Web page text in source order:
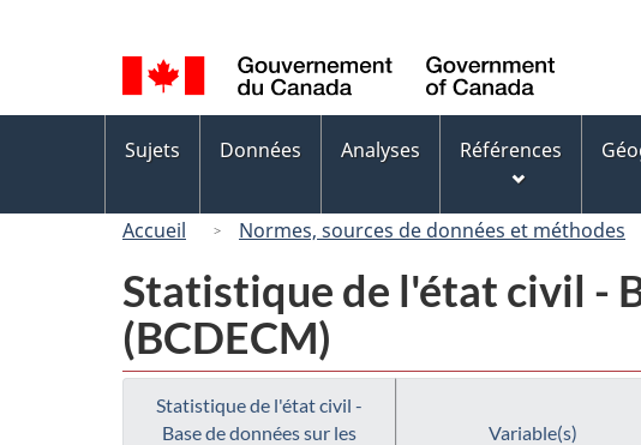
de
la
langue
Canada
des
Sujets Données Analyses Références
Accueil Normes, sources de données et méthodes
Statistique de l'état civil -
(BCDECM)
Statistique de l'état civil -
Base de données sur les
Variable(s)